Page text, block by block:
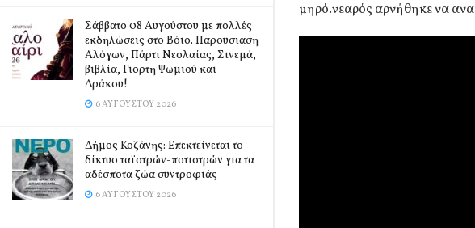
Σάββατο 08 Αυγούστου με πολλές
εκδηλώσεις στο Βόιο. Παρουσίαση
Αλόγων, Πάρτι Νεολαίας, Σινεμά,
βιβλία, Γιορτή Ψωμιού και
Δράκου!
6 ΑΥΓΟΎΣΤΟΥ 2026
Δήμος Κοζάνης: Επεκτείνεται το
δίκτυο ταϊστρών-ποτιστρών για τα
αδέσποτα ζώα συντροφιάς
6 ΑΥΓΟΎΣΤΟΥ 2026
μηρό.νεαρός αρνήθηκε να